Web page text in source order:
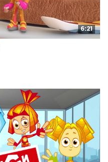
6:21